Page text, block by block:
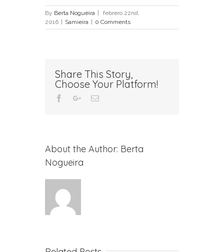
By Berta Nogueira
febrero 22nd,
2016
Samieira 0 Comments
Share This Story,
Choose Your Platform!
FacebookGoogle+Email
About the Author: Berta
Nogueira